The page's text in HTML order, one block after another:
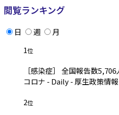
閲覧ランキング
日 週
月
1位
［感染症］ 全国報告数
コロナ - Daily - 厚生政策情
2位